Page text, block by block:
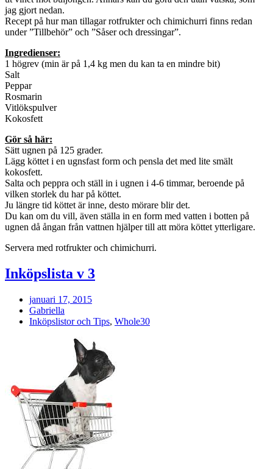
jag gjort nedan.
Recept på hur man tillagar rotfrukter och chimichurri finns redan
under ”Tillbehör” och ”Såser och dressingar”.
Ingredienser:
1 högrev (min är på 1,4 kg men du kan ta en mindre bit)
Salt
Peppar
Rosmarin
Vitlökspulver
Kokosfett
Gör så här:
Sätt ugnen på 125 grader.
Lägg köttet i en ugnsfast form och pensla det med lite smält
kokosfett.
Salta och peppra och ställ in i ugnen i 4-6 timmar, beroende på
vilken storlek du har på köttet.
Ju längre tid köttet är inne, desto mörare blir det.
Du kan om du vill, även ställa in en form med vatten i botten på
ugnen då ångan från vattnen hjälper till att möra köttet ytterligare.
Servera med rotfrukter och chimichurri.
Inköpslista v 3
januari 17, 2015
Gabriella
Inköpslistor och Tips, Whole30